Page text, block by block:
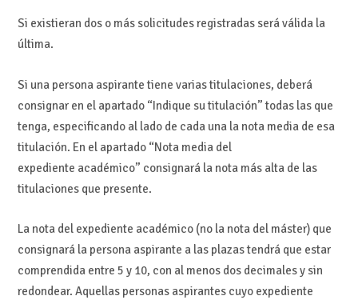
Si existieran dos o más solicitudes registradas será válida la
última.
Si una persona aspirante tiene varias titulaciones, deberá
consignar en el apartado “Indique su titulación” todas las que
tenga, especificando al lado de cada una la nota media de esa
titulación. En el apartado “Nota media del
expediente académico” consignará la nota más alta de las
titulaciones que presente.
La nota del expediente académico (no la nota del máster) que
consignará la persona aspirante a las plazas tendrá que estar
comprendida entre 5 y 10, con al menos dos decimales y sin
redondear. Aquellas personas aspirantes cuyo expediente